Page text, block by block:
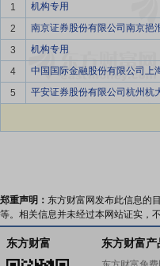
1
机构专用
2
南京证券股份有限公司南京挹
3
机构专用
4
中国国际金融股份有限公司上
5
平安证券股份有限公司杭州杭
郑重声明： 东方财富网发布此信息的
等。相关信息并未经过本网站证实，